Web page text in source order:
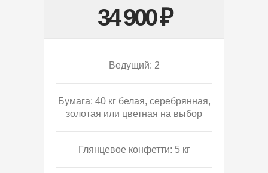
34 900 ₽
Ведущий: 2
Бумага: 40 кг белая, серебрянная,
золотая или цветная на выбор
Глянцевое конфетти: 5 кг